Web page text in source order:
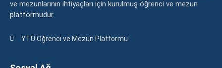
ve mezunlarının ihtiyaçları için kurulmuş öğrenci ve mezun
platformudur.
YTÜ Öğrenci ve Mezun Platformu